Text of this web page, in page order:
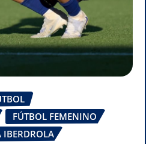
FÚTBOL FEMENINO
IBERDROLA